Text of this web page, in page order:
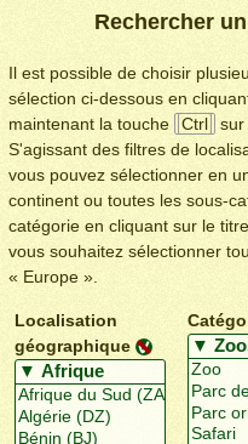
Rechercher
Il est possible de choisir
sélection ci-dessous en
maintenant la touche
Ctrl sur
S'agissant des filtres de
vous pouvez sélectionner en
continent ou toutes les sous-
catégorie en cliquant sur le
vous souhaitez sélectionner
« Europe ».
Localisation
géographique